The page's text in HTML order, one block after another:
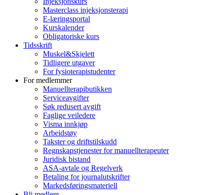
Masterclass injeksjonsterapi
E-læringsportal
Kurskalender
Obligatoriske kurs
Tidsskrift
Muskel&Skjelett
Tidligere utgaver
For fysioterapistudenter
For medlemmer
Manuellterapibutikken
Serviceavgifter
Søk redusert avgift
Faglige veiledere
Visma innkjøp
Arbeidstøy
Takster og driftstilskudd
Regnskapstjenester for manuellterapeuter
Juridisk bistand
ASA-avtale og Regelverk
Betaling for journalutskrifter
Markedsføringsmateriell